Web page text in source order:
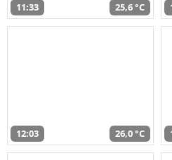
11:33 25,6 °C
12:03 26,0 °C